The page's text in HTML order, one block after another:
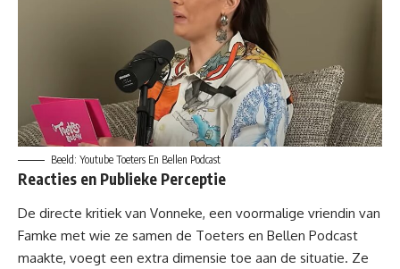
Beeld: Youtube Toeters En Bellen Podcast
Reacties en Publieke Perceptie
De directe kritiek van Vonneke, een voormalige vriendin van
Famke met wie ze samen de Toeters en Bellen Podcast
maakte, voegt een extra dimensie toe aan de situatie. Ze